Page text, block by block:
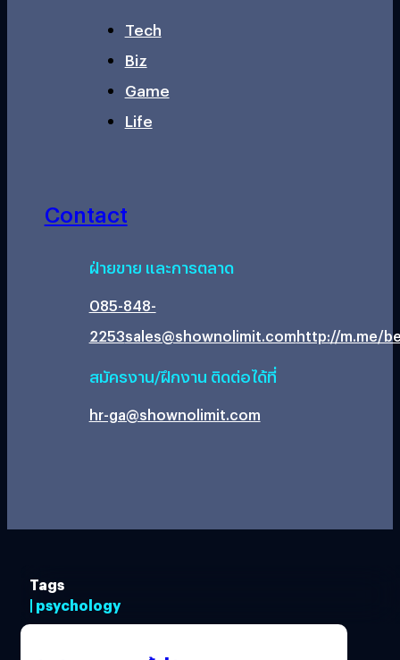
Tech
Biz
Game
Life
Contact
ฝ่ายขาย และการตลาด
085-848-
2253sales@shownolimit.comhttp://m.me/
สมัครงาน/ฝึกงาน ติดต่อได้ที่
hr-ga@shownolimit.com
Tags
| psychology